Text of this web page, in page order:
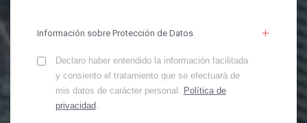
Información sobre Protección de Datos
Declaro haber entendido la información facilitada
y consiento el tratamiento que se efectuará de
mis datos de carácter personal. Política de
privacidad.